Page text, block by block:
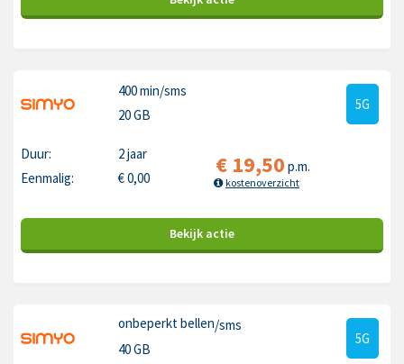
400 min/sms
20 GB
5G
Duur:
2 jaar
Eenmalig:
€0,00 € 19,50 p.m.
kostenoverzicht
Bekijk actie
onbeperkt bellen/sms
40 GB
5G